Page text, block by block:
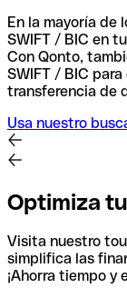
En la mayoría de
SWIFT / BIC en
Con Qonto,
SWIFT / BIC
transferencia de
Usa nuestro
Optimiza
Visita nuestro
simplifica las
¡Ahorra tiempo y